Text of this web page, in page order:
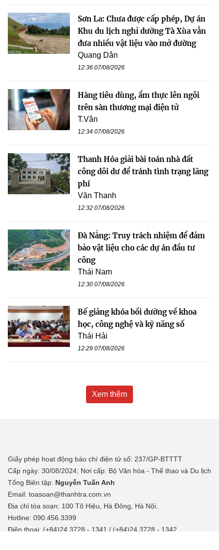
Sơn La: Chưa được cấp phép, Dự án
Khu du lịch nghỉ dưỡng Tà Xùa vẫn
đưa nhiều vật liệu vào mở đường
Quang Dân
12:36 07/08/2026
Hàng tiêu dùng, ẩm thực lên ngôi
trên sàn thương mại điện tử
T.Vân
12:34 07/08/2026
Thanh Hóa giải bài toán nhà đất
công dôi dư để tránh tình trạng lãng
phí
Văn Thanh
12:32 07/08/2026
Đà Nẵng: Truy trách nhiệm để đảm
bảo vật liệu cho các dự án đầu tư
công
Thái Nam
12:30 07/08/2026
Bế giảng khóa bồi dưỡng về khoa
học, công nghệ và kỹ năng số
Thái Hải
12:29 07/08/2026
Xem thêm
Giấy phép hoạt động báo chí điện tử số: 237/GP-BTTTT
Cấp ngày: 30/08/2024; Nơi cấp: Bộ Văn hóa - Thể thao và Du lịch
Tổng Biên tập: Nguyễn Tuấn Anh
Email: toasoan@thanhtra.com.vn
Địa chỉ tòa soạn: 100 Tô Hiệu, Hà Đông, Hà Nội.
Hotline: 090.456.3399
Điện thoại: (+84)24 3728 - 1341 / (+84)24 3728 - 1342